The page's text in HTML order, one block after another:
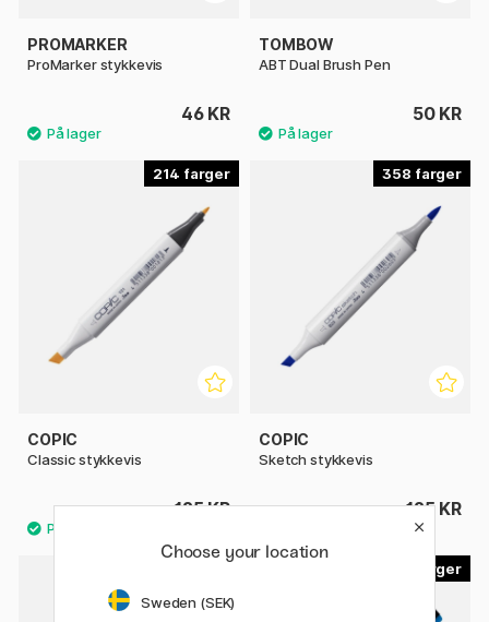
PROMARKER
ProMarker stykkevis
46 KR
TOMBOW
ABT Dual Brush Pen
50 KR
214
COPIC
Classic stykkevis
125 KR
358
COPIC
Sketch stykkevis
125 KR
Choose your location
Sweden (SEK)